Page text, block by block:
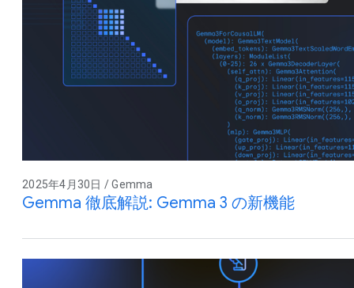
2025年4月30日 / Gemma
Gemma 徹底解説: Gemma 3 の新機能